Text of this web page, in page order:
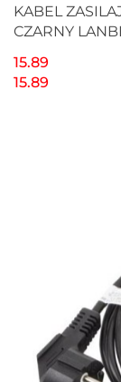
KABEL
CZARNY
15.89
15.89